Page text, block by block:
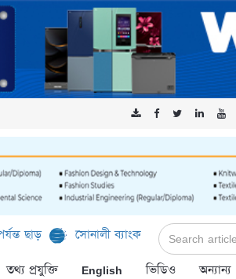
সোনালী ব্যাংক লিমিটেড-এর ‘কৃষক কার্ড’
তথ্য প্রযুক্তি English ভিডিও অন্যান্য